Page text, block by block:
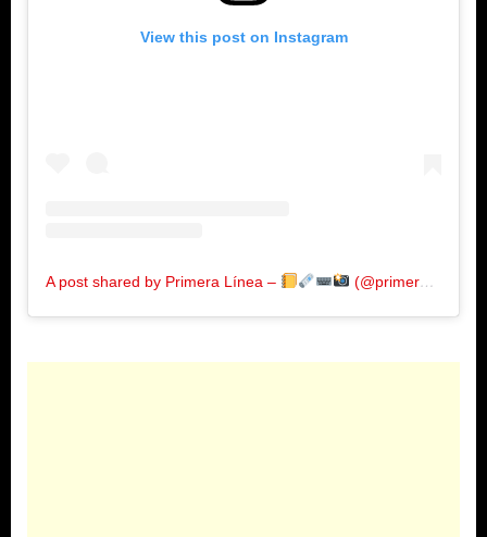
View this post on Instagram
A post shared by Primera Línea – (@primeralinea.com.co)